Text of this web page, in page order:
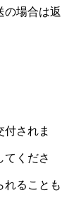
の場合は返
されま
てくださ
れることも